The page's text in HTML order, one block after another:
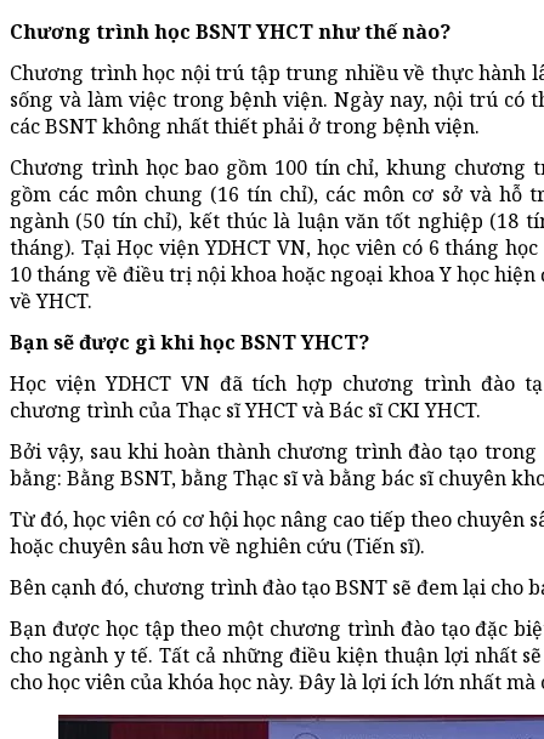
Chương trình học BSNT YHCT như thế nào?
Chương trình học nội trú tập trung nhiều về thực hành
sống và làm việc trong bệnh viện. Ngày nay, nội trú có
các BSNT không nhất thiết phải ở trong bệnh viện.
Chương trình học bao gồm 100 tín chỉ, khung chương
gồm các môn chung (16 tín chỉ), các môn cơ sở và hỗ
ngành (50 tín chỉ), kết thúc là luận văn tốt nghiệp (18
tháng). Tại Học viện YDHCT VN, học viên có 6 tháng
10 tháng về điều trị nội khoa hoặc ngoại khoa Y học
về YHCT.
Bạn sẽ được gì khi học BSNT YHCT?
Học viện YDHCT VN đã tích hợp chương trình đào
chương trình của Thạc sĩ YHCT và Bác sĩ CKI YHCT.
Bởi vậy, sau khi hoàn thành chương trình đào tạo trong
bằng: Bằng BSNT, bằng Thạc sĩ và bằng bác sĩ chuyên
Từ đó, học viên có cơ hội học nâng cao tiếp theo chuyên
hoặc chuyên sâu hơn về nghiên cứu (Tiến sĩ).
Bên cạnh đó, chương trình đào tạo BSNT sẽ đem lại cho
Bạn được học tập theo một chương trình đào tạo đặc
cho ngành y tế. Tất cả những điều kiện thuận lợi nhất
cho học viên của khóa học này. Đây là lợi ích lớn nhất mà